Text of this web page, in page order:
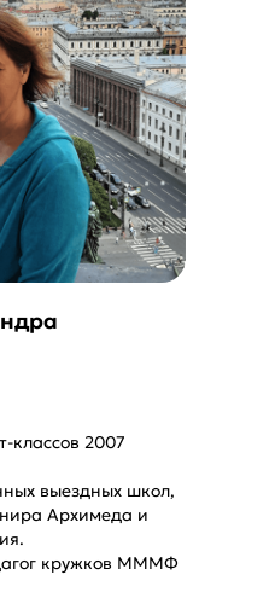
классов 2007
выездных школ,
Архимеда и
кружков МММФ